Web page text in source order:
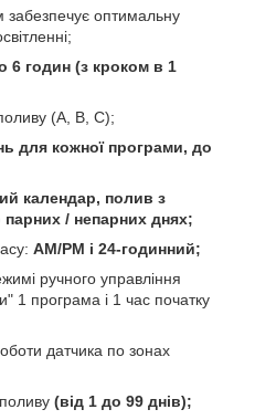
забезпечує оптимальну
6 годин (з кроком в 1
(А, В, С);
для кожної програми, до
календар, полив з
/ непарних днях;
AM/PM і 24-годинний;
ручного управління
1 програма і 1 час початку
датчика по зонах
(від 1 до 99 днів);